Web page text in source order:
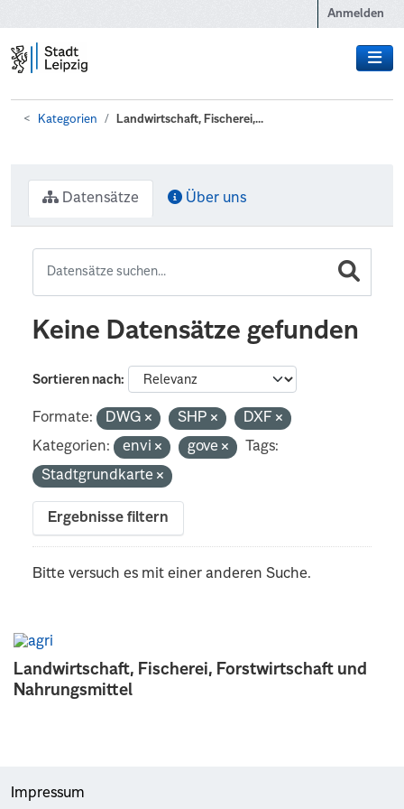
Anmelden
Kategorien Landwirtschaft, Fischerei,...
Landwirtschaft, Fischerei, Forstwirtschaft und
Nahrungsmittel
Datensätze Über uns
Keine Datensätze gefunden
Sortieren nach
Formate: DWG SHP
DXF
Kategorien:
envi gove
Tags:
Stadtgrundkarte
Ergebnisse filtern
Bitte versuch es mit einer anderen Suche.
Impressum